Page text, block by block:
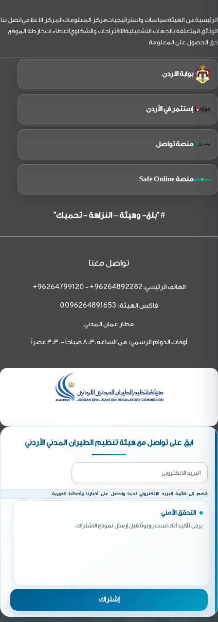
التذييل
الرئيسيةعن الهيئةسياسات واستراتيجياتمركز المعلوماتالمركز الاعلامياتصل بنا
الوثائق المتعلقة بالجهات التشغيليةالاقتراحات والشكاويالعطاءاتخارطة الموقع
حق الحصول على المعلومة
بوابة الاردن
إستثمر في الأردن
منصة تواصل
منصة Safe Online
# "بلغ- وهيئة – النزاهة - تحميك"
تواصل معنا
الهاتف الرئيسي: 96264892282+
-
96264799120+
فاكس الهيئة: 0096264891653
مطار عمان المدني
أوقات الدوام الرسمي: من الساعة 8:30 صباحاً - 3:30 عصراً
ابق على تواصل مع هيئة تنظيم الطيران المدني الأردني
انضم إلى قائمة البريد الإلكتروني لدينا واحصل على أخبارنا وأحداثنا الدورية
التحقق الأمني
يرجى تأكيد أنك لست روبوتًا قبل إرسال نموذج الاشتراك.